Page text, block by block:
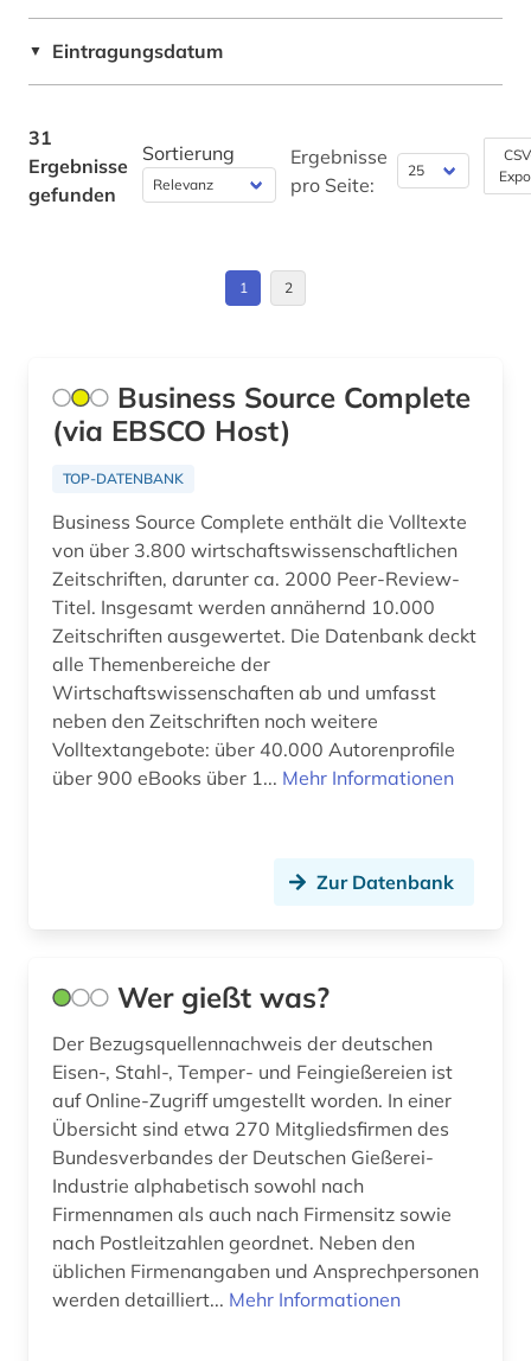
strukturwandel (2)
technik (2)
tochtergesellschaft (1)
vorkommen (1)
warenklassifikation (1)
wirtschaft (4)
wirtschaftsinformation (8)
wirtschaftswissenschaften (8)
wohnen (1)
wörterbuch (1)
zeitschrift (1)
▼ Eintragungsdatum
31
Ergebnisse
gefunden
Sortierung
Ergebnisse
pro Seite:
1 2
Business Source Complete
(via EBSCO Host)
TOP-DATENBANK
Business Source Complete enthält die Volltexte
von über 3.800 wirtschaftswissenschaftlichen
Zeitschriften, darunter ca. 2000 Peer-Review-
Titel. Insgesamt werden annähernd 10.000
Zeitschriften ausgewertet. Die Datenbank deckt
alle Themenbereiche der
Wirtschaftswissenschaften ab und umfasst
neben den Zeitschriften noch weitere
Volltextangebote: über 40.000 Autorenprofile
über 900 eBooks über 1... Mehr Informationen
Zur Datenbank
Wer gießt was?
Der Bezugsquellennachweis der deutschen
Eisen-, Stahl-, Temper- und Feingießereien ist
auf Online-Zugriff umgestellt worden. In einer
Übersicht sind etwa 270 Mitgliedsfirmen des
Bundesverbandes der Deutschen Gießerei-
Industrie alphabetisch sowohl nach
Firmennamen als auch nach Firmensitz sowie
nach Postleitzahlen geordnet. Neben den
üblichen Firmenangaben und Ansprechpersonen
werden detailliert... Mehr Informationen